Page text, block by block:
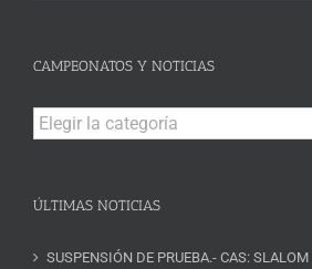
CAMPEONATOS Y NOTICIAS
Campeonatos
y
ÚLTIMAS NOTICIAS
SUSPENSIÓN DE PRUEBA.- CAS: SLALOM